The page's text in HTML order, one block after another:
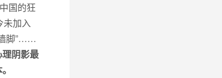
国的狂
加入
脚”……
阴影最